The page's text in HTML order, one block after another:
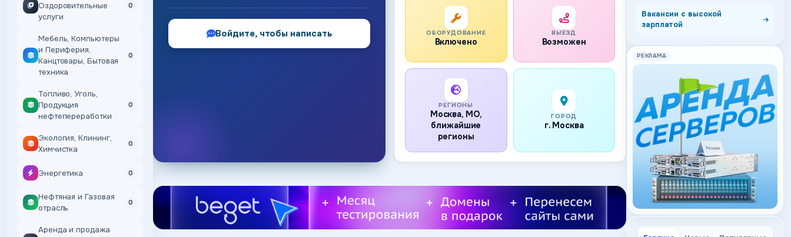
Оздоровительные
услуги
0
Мебель, Компьютеры
и Периферия,
Канцтовары, Бытовая
техника
0
Топливо, Уголь,
Продукция
нефтепереработки
0
Экология, Клининг,
Химчистка
0
Энергетика 0
Нефтяная и Газовая
отрасль
0
Аренда и продажа
Войдите, чтобы написать ОБОРУДОВАНИЕ
Включено
ВЫЕЗД
Возможен
РЕГИОНЫ
Москва, МО,
ближайшие
регионы
ГОРОД
г. Москва
Вакансии с высокой
зарплатой
РЕКЛАМА